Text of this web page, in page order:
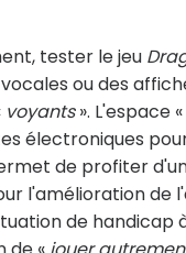
tester le jeu
ou des
voyants». L'espace «
électroniques
de profiter
l'amélioration de
de